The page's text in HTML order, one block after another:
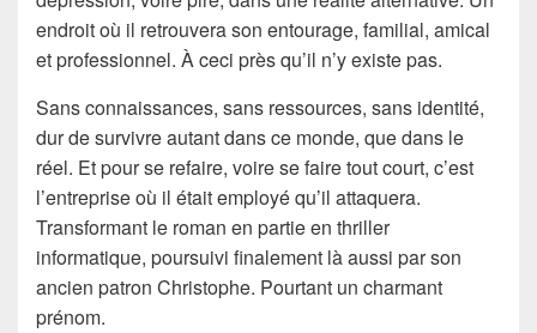
endroit où il retrouvera son entourage, familial, amical
et professionnel. À ceci près qu’il n’y existe pas.
Sans connaissances, sans ressources, sans identité,
dur de survivre autant dans ce monde, que dans le
réel. Et pour se refaire, voire se faire tout court, c’est
l’entreprise où il était employé qu’il attaquera.
Transformant le roman en partie en thriller
informatique, poursuivi finalement là aussi par son
ancien patron Christophe. Pourtant un charmant
prénom.